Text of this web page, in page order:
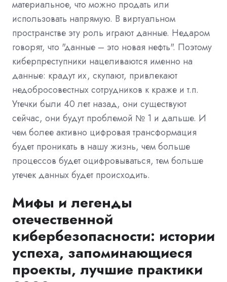
материальное, что можно продать или
использовать напрямую. В виртуальном
пространстве эту роль играют данные. Недаром
говорят, что "данные – это новая нефть". Поэтому
киберпреступники нацеливаются именно на
данные: крадут их, скупают, привлекают
недобросовестных сотрудников к краже и т.п.
Утечки были 40 лет назад, они существуют
сейчас, они будут проблемой № 1 и дальше. И
чем более активно цифровая трансформация
будет проникать в нашу жизнь, чем больше
процессов будет оцифровываться, тем больше
утечек данных будет происходить.
Мифы и легенды
отечественной
кибербезопасности: истории
успеха, запоминающиеся
проекты, лучшие практики